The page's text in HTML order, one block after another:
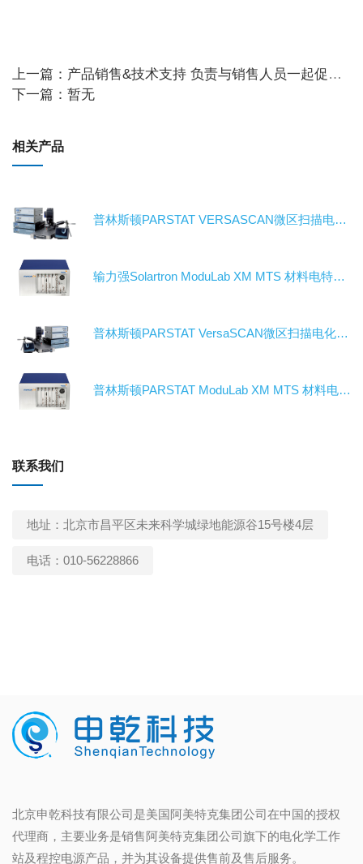
上一篇：产品销售&技术支持 负责与销售人员一起促进电化学产品的销售
下一篇：暂无
相关产品
普林斯顿PARSTAT VERSASCAN微区扫描电化学工作站/电化学测试系统/恒电位仪
输力强Solartron ModuLab XM MTS 材料电特性测试系统-电化学工作站/测试系统/恒电位仪
普林斯顿PARSTAT VersaSCAN微区扫描电化学工作站/电化学测试系统/恒电位仪
普林斯顿PARSTAT ModuLab XM MTS 材料电特性电化学工作站/电化学测试系统/恒电位仪
联系我们
地址：北京市昌平区未来科学城绿地能源谷15号楼4层
电话：010-56228866
北京申乾科技有限公司是美国阿美特克集团公司在中国的授权
代理商，主要业务是销售阿美特克集团公司旗下的电化学工作
站及程控电源产品，并为其设备提供售前及售后服务。